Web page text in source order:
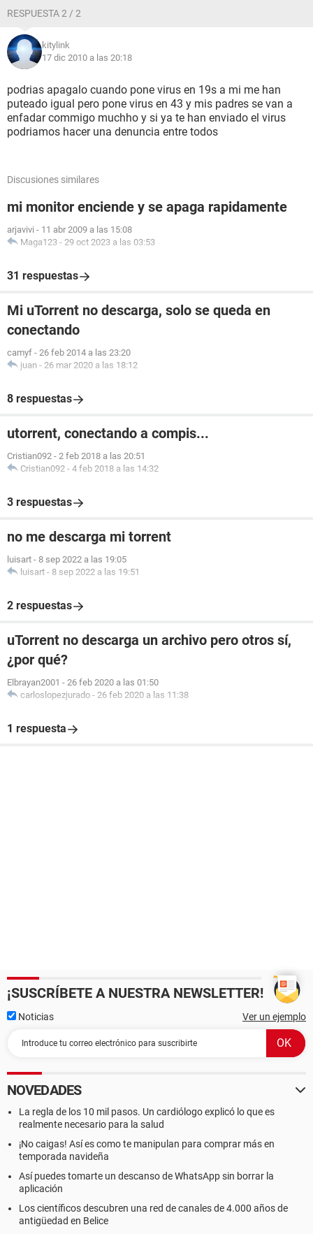
RESPUESTA 2 / 2
kitylink
17 dic 2010 a las 20:18
podrias apagalo cuando pone virus en 19s a mi me han
puteado igual pero pone virus en 43 y mis padres se van a
enfadar commigo muchho y si ya te han enviado el virus
podriamos hacer una denuncia entre todos
Discusiones similares
mi monitor enciende y se apaga rapidamente
arjavivi - 11 abr 2009 a las 15:08
Maga123 - 29 oct 2023 a las 03:53
31 respuestas
Mi uTorrent no descarga, solo se queda en
conectando
camyf - 26 feb 2014 a las 23:20
juan - 26 mar 2020 a las 18:12
8 respuestas
utorrent, conectando a compis...
Cristian092 - 2 feb 2018 a las 20:51
Cristian092 - 4 feb 2018 a las 14:32
3 respuestas
no me descarga mi torrent
luisart - 8 sep 2022 a las 19:05
luisart - 8 sep 2022 a las 19:51
2 respuestas
uTorrent no descarga un archivo pero otros sí,
¿por qué?
Elbrayan2001 - 26 feb 2020 a las 01:50
carloslopezjurado - 26 feb 2020 a las 11:38
1 respuesta
¡SUSCRÍBETE A NUESTRA NEWSLETTER!
Noticias Ver un ejemplo
NOVEDADES
La regla de los 10 mil pasos. Un cardiólogo explicó lo que es
realmente necesario para la salud
¡No caigas! Así es como te manipulan para comprar más en
temporada navideña
Así puedes tomarte un descanso de WhatsApp sin borrar la
aplicación
Los científicos descubren una red de canales de 4.000 años de
antigüedad en Belice